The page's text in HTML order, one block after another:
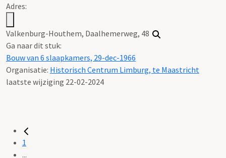
Adres:
Valkenburg-Houthem, Daalhemerweg, 48
Ga naar dit stuk:
Bouw van 6 slaapkamers, 29-dec-1966
Organisatie: Historisch Centrum Limburg, te Maastricht
laatste wijziging 22-02-2024
1
...